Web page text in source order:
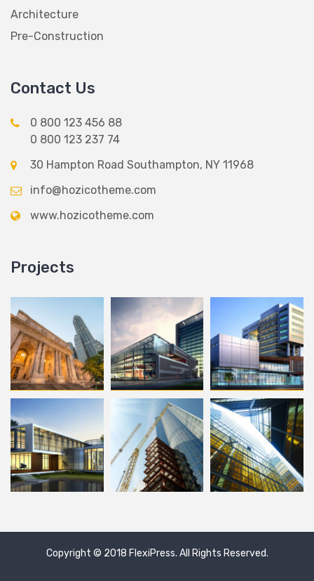
Architecture
Pre-Construction
Contact Us
0 800 123 456 88
0 800 123 237 74
30 Hampton Road Southampton, NY 11968
info@hozicotheme.com
www.hozicotheme.com
Projects
Copyright © 2018 FlexiPress . All Rights Reserved.